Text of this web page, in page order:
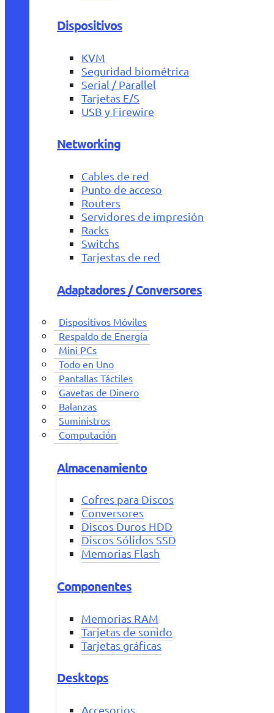
Dispositivos
KVM
Seguridad biométrica
Serial / Parallel
Tarjetas E/S
USB y Firewire
Networking
Cables de red
Punto de acceso
Routers
Servidores de impresión
Racks
Switchs
Tarjestas de red
Adaptadores / Conversores
Dispositivos Móviles
Respaldo de Energía
Mini PCs
Todo en Uno
Pantallas Táctiles
Gavetas de Dinero
Balanzas
Suministros
Computación
Almacenamiento
Cofres para Discos
Conversores
Discos Duros HDD
Discos Sólidos SSD
Memorias Flash
Componentes
Memorias RAM
Tarjetas de sonido
Tarjetas gráficas
Desktops
Accesorios